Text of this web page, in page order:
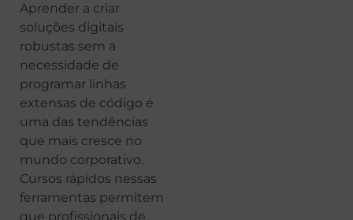
Aprender a criar
soluções digitais
robustas sem a
necessidade de
programar linhas
extensas de código é
uma das tendências
que mais cresce no
mundo corporativo.
Cursos rápidos nessas
ferramentas permitem
que profissionais de